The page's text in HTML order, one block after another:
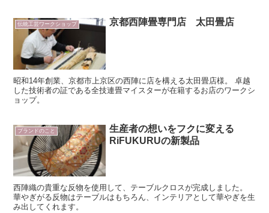
伝統工芸ワークショップ 京都西陣畳専門店 太田畳店
昭和14年創業、京都市上京区の西陣に店を構える太田畳店様。 卓越
した技術者の証である全技連畳マイスターが在籍するお店のワークシ
ョップ。
ブランドのこと
生産者の想いをフクに変える
RiFUKURUの新製品
西陣織の貴重な反物を使用して、テーブルクロスが完成しました。
華やぎがる反物はテーブルはもちろん、インテリアとして華やぎを生
み出してくれます。